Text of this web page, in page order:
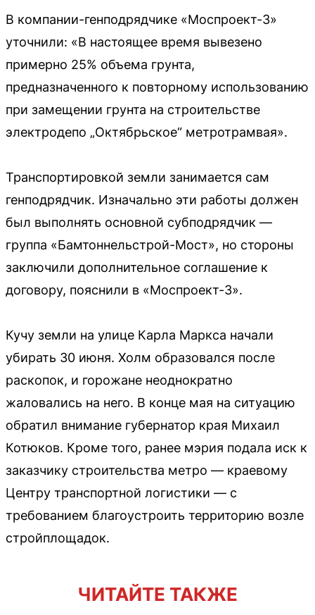
В компании-генподрядчике «Моспроект-3»
уточнили: «В настоящее время вывезено
примерно 25% объема грунта,
предназначенного к повторному использованию
при замещении грунта на строительстве
электродепо „Октябрьское“ метротрамвая».
Транспортировкой земли занимается сам
генподрядчик. Изначально эти работы должен
был выполнять основной субподрядчик —
группа «Бамтоннельстрой-Мост», но стороны
заключили дополнительное соглашение к
договору, пояснили в «Моспроект-3».
Кучу земли на улице Карла Маркса начали
убирать 30 июня. Холм образовался после
раскопок, и горожане неоднократно
жаловались на него. В конце мая на ситуацию
обратил внимание губернатор края Михаил
Котюков. Кроме того, ранее мэрия подала иск к
заказчику строительства метро — краевому
Центру транспортной логистики — с
требованием благоустроить территорию возле
стройплощадок.
ЧИТАЙТЕ ТАКЖЕ